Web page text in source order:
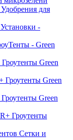
Удобрения для
Установки -
- Green
Гроутенты Green
Гроутенты Green
Гроутенты Green
Гроутенты
Сетки и